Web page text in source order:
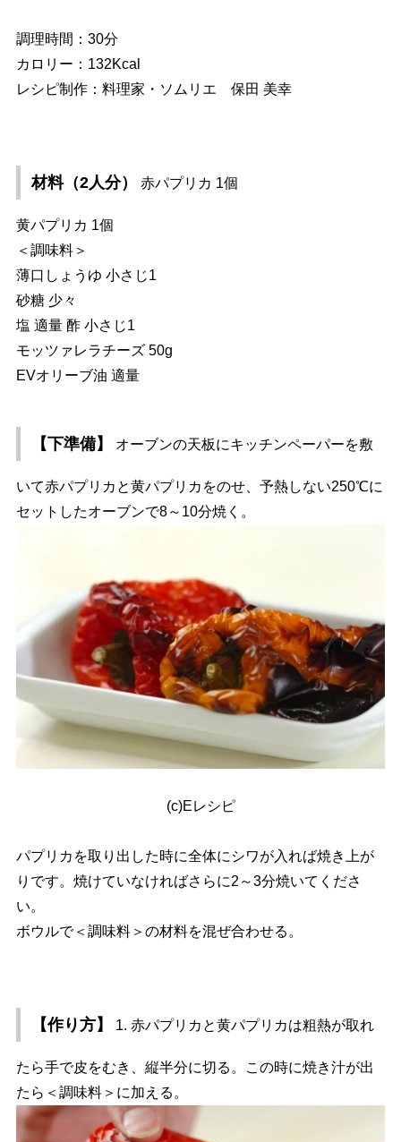
調理時間：30分
カロリー：132Kcal
レシピ制作：料理家・ソムリエ 保田 美幸
材料（2人分） 赤パプリカ 1個
黄パプリカ 1個
＜調味料＞
薄口しょうゆ 小さじ1
砂糖 少々
塩 適量 酢 小さじ1
モッツァレラチーズ 50g
EVオリーブ油 適量
【下準備】 オーブンの天板にキッチンペーパーを敷
いて赤パプリカと黄パプリカをのせ、予熱しない250℃に
セットしたオーブンで8～10分焼く。
(c)Eレシピ
パプリカを取り出した時に全体にシワが入れば焼き上が
りです。焼けていなければさらに2～3分焼いてくださ
い。
ボウルで＜調味料＞の材料を混ぜ合わせる。
【作り方】 1. 赤パプリカと黄パプリカは粗熱が取れ
たら手で皮をむき、縦半分に切る。この時に焼き汁が出
たら＜調味料＞に加える。